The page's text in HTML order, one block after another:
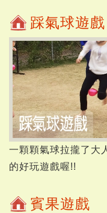
踩氣球遊戲
一顆顆氣球拉攏了大
的好玩遊戲喔!!
賓果遊戲